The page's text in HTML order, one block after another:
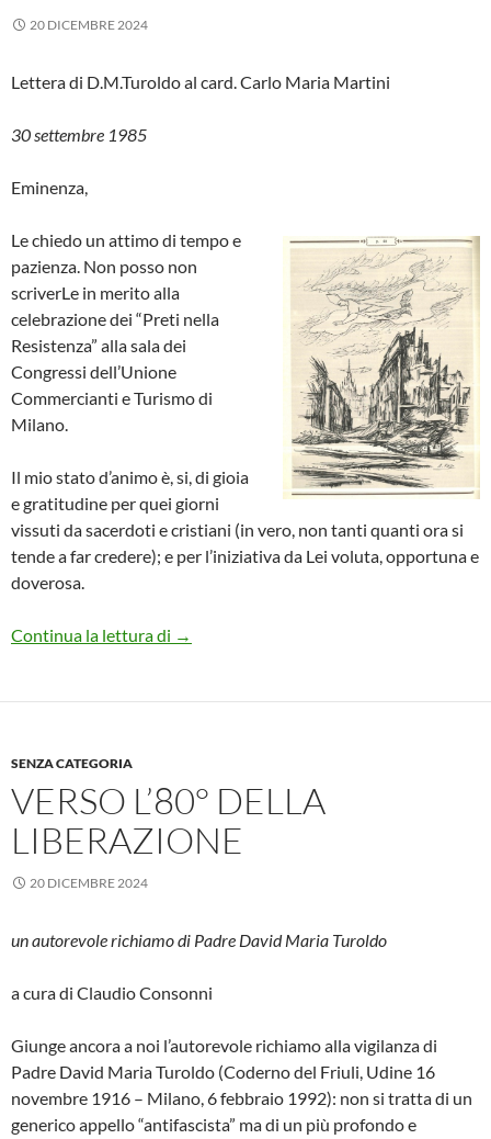
20 DICEMBRE 2024
Lettera di D.M.Turoldo al card. Carlo Maria Martini
30 settembre 1985
Eminenza,
Le chiedo un attimo di tempo e
pazienza. Non posso non
scriverLe in merito alla
celebrazione dei “Preti nella
Resistenza” alla sala dei
Congressi dell’Unione
Commercianti e Turismo di
Milano.
Il mio stato d’animo è, si, di gioia
e gratitudine per quei giorni
vissuti da sacerdoti e cristiani (in vero, non tanti quanti ora si
tende a far credere); e per l’iniziativa da Lei voluta, opportuna e
doverosa.
Continua la lettura di Sulla Resistenza
→
SENZA CATEGORIA
VERSO L’80° DELLA
LIBERAZIONE
20 DICEMBRE 2024
un autorevole richiamo di Padre David Maria Turoldo
a cura di Claudio Consonni
Giunge ancora a noi l’autorevole richiamo alla vigilanza di
Padre David Maria Turoldo (Coderno del Friuli, Udine 16
novembre 1916 – Milano, 6 febbraio 1992): non si tratta di un
generico appello “antifascista” ma di un più profondo e